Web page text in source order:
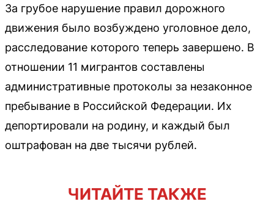
За грубое нарушение правил дорожного
движения было возбуждено уголовное дело,
расследование которого теперь завершено. В
отношении 11 мигрантов составлены
административные протоколы за незаконное
пребывание в Российской Федерации. Их
депортировали на родину, и каждый был
оштрафован на две тысячи рублей.
ЧИТАЙТЕ ТАКЖЕ